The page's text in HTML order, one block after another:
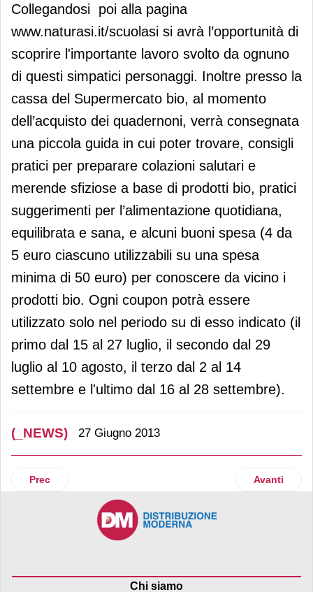
Collegandosi poi alla pagina
www.naturasi.it/scuolasi si avrà l’opportunità di
scoprire l'importante lavoro svolto da ognuno
di questi simpatici personaggi. Inoltre presso la
cassa del Supermercato bio, al momento
dell’acquisto dei quadernoni, verrà consegnata
una piccola guida in cui poter trovare, consigli
pratici per preparare colazioni salutari e
merende sfiziose a base di prodotti bio, pratici
suggerimenti per l’alimentazione quotidiana,
equilibrata e sana, e alcuni buoni spesa (4 da
5 euro ciascuno utilizzabili su una spesa
minima di 50 euro) per conoscere da vicino i
prodotti bio. Ogni coupon potrà essere
utilizzato solo nel periodo su di esso indicato (il
primo dal 15 al 27 luglio, il secondo dal 29
luglio al 10 agosto, il terzo dal 2 al 14
settembre e l'ultimo dal 16 al 28 settembre).
(_NEWS) 27 Giugno 2013
Articolo precedente: Riforma PAC: approvata
Prec Articolo
Avanti
Chi siamo